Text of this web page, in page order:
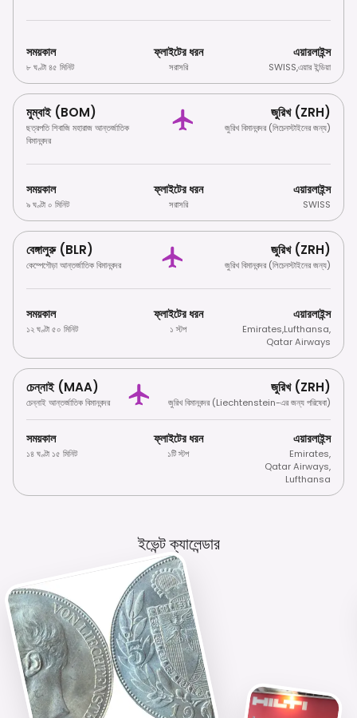
সময়কাল
৮ ঘণ্টা ৪৫ মিনিট
ফ্লাইটের ধরন
সরাসরি
এয়ারলাইন্স
SWISS,এয়ার ইন্ডিয়া
মুম্বাই (BOM)
ছত্রপতি শিবাজি মহারাজ আন্তর্জাতিক
বিমানবন্দর
জুরিখ (ZRH)
জুরিখ বিমানবন্দর (লিচেনস্টাইনের জন্য)
সময়কাল
৯ ঘণ্টা ০ মিনিট
ফ্লাইটের ধরন
সরাসরি
এয়ারলাইন্স
SWISS
বেঙ্গালুরু (BLR)
কেম্পেগৌড়া আন্তর্জাতিক বিমানবন্দর
জুরিখ (ZRH)
জুরিখ বিমানবন্দর (লিচেনস্টাইনের জন্য)
সময়কাল
১২ ঘণ্টা ৫০ মিনিট
ফ্লাইটের ধরন
১ স্টপ
এয়ারলাইন্স
Emirates,Lufthansa,
Qatar Airways
চেন্নাই (MAA)
চেন্নাই আন্তর্জাতিক বিমানবন্দর
জুরিখ (ZRH)
জুরিখ বিমানবন্দর (Liechtenstein-এর জন্য পরিষেবা)
সময়কাল
১৪ ঘণ্টা ১৫ মিনিট
ফ্লাইটের ধরন
১টি স্টপ
এয়ারলাইন্স
Emirates,
Qatar Airways,
Lufthansa
ইভেন্ট ক্যালেন্ডার